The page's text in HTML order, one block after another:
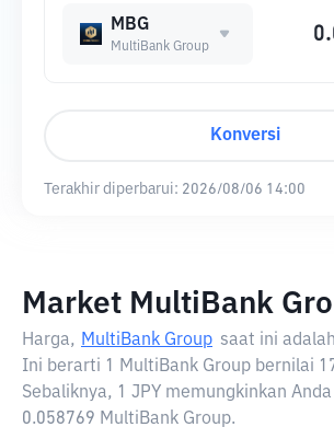
MBG
MultiBank Group
Konversi
Terakhir diperbarui: 2026/08/06 14:00
Market MultiBank
Harga, MultiBank Group saat ini adalah
Ini berarti 1 MultiBank Group bernilai
Sebaliknya, 1 JPY memungkinkan
0.058769 MultiBank Group.